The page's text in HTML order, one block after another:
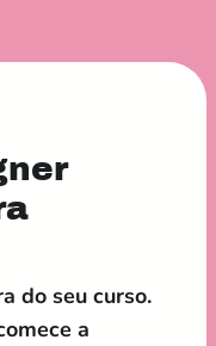
do seu curso.
a